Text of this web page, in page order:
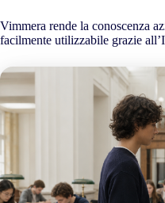
Vimmera rende la conoscenza
facilmente utilizzabile grazie